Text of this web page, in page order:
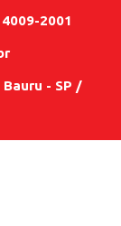
2001
- SP /